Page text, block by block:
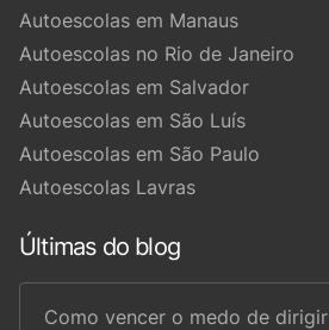
Autoescolas em Manaus
Autoescolas no Rio de Janeiro
Autoescolas em Salvador
Autoescolas em São Luís
Autoescolas em São Paulo
Autoescolas Lavras
Últimas do blog
Como vencer o medo de dirigir